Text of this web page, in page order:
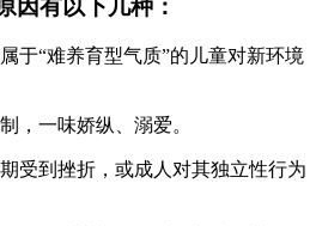
因有以下几种：
于“难养育型气质”的儿童对新环境
，一味娇纵、溺爱。
受到挫折，或成人对其独立性行为